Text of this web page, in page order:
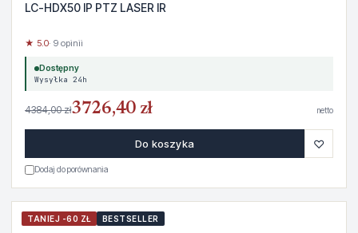
LC-HDX50 IP PTZ LASER IR
★ 5.0· 9 opinii
Dostępny
Wysyłka 24h
4384,00 zł3726,40 zł netto
Do koszyka ♡
Dodaj do porównania
TANIEJ -60 ZŁ BESTSELLER